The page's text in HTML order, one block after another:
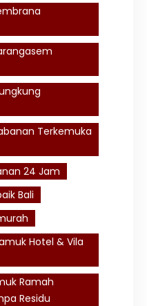
Terkemuka
24 Jam
Bali
Hotel & Vila
Ramah
Residu